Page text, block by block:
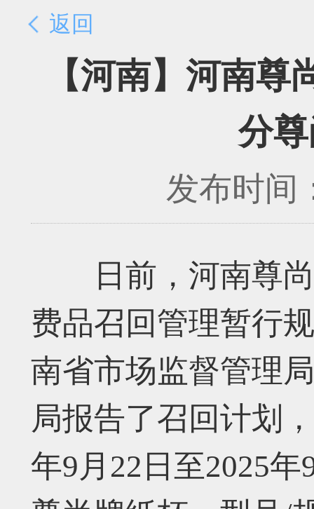
返回
【河南】河南
分
发布时
日前，河南尊
费品召回管理暂行
南省市场监督管理
局报告了召回计划
年9月22日至2025